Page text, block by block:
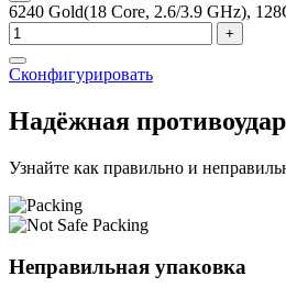
6240 Gold(18 Core, 2.6/3.9 GHz),
+
Сконфигурировать
Надёжная
Узнайте как правильно и
Неправильная упаковка